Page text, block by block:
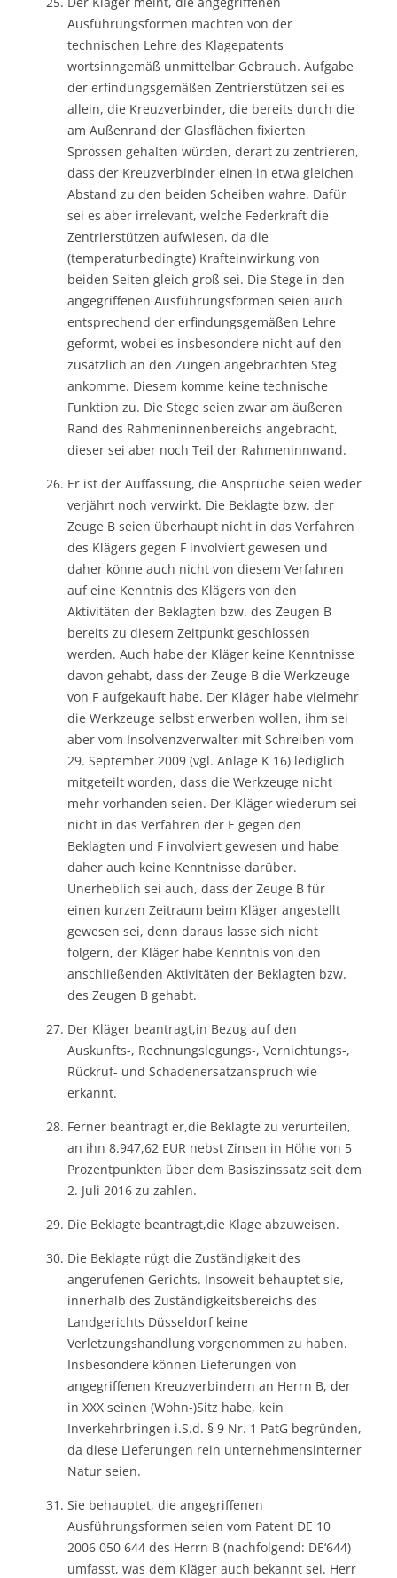
Ausführungsformen machten von der
technischen Lehre des Klagepatents
wortsinngemäß unmittelbar Gebrauch. Aufgabe
der erfindungsgemäßen Zentrierstützen sei es
allein, die Kreuzverbinder, die bereits durch die
am Außenrand der Glasflächen fixierten
Sprossen gehalten würden, derart zu zentrieren,
dass der Kreuzverbinder einen in etwa gleichen
Abstand zu den beiden Scheiben wahre. Dafür
sei es aber irrelevant, welche Federkraft die
Zentrierstützen aufwiesen, da die
(temperaturbedingte) Krafteinwirkung von
beiden Seiten gleich groß sei. Die Stege in den
angegriffenen Ausführungsformen seien auch
entsprechend der erfindungsgemäßen Lehre
geformt, wobei es insbesondere nicht auf den
zusätzlich an den Zungen angebrachten Steg
ankomme. Diesem komme keine technische
Funktion zu. Die Stege seien zwar am äußeren
Rand des Rahmeninnenbereichs angebracht,
dieser sei aber noch Teil der Rahmeninnwand.
Er ist der Auffassung, die Ansprüche seien weder
verjährt noch verwirkt. Die Beklagte bzw. der
Zeuge B seien überhaupt nicht in das Verfahren
des Klägers gegen F involviert gewesen und
daher könne auch nicht von diesem Verfahren
auf eine Kenntnis des Klägers von den
Aktivitäten der Beklagten bzw. des Zeugen B
bereits zu diesem Zeitpunkt geschlossen
werden. Auch habe der Kläger keine Kenntnisse
davon gehabt, dass der Zeuge B die Werkzeuge
von F aufgekauft habe. Der Kläger habe vielmehr
die Werkzeuge selbst erwerben wollen, ihm sei
aber vom Insolvenzverwalter mit Schreiben vom
29. September 2009 (vgl. Anlage K 16) lediglich
mitgeteilt worden, dass die Werkzeuge nicht
mehr vorhanden seien. Der Kläger wiederum sei
nicht in das Verfahren der E gegen den
Beklagten und F involviert gewesen und habe
daher auch keine Kenntnisse darüber.
Unerheblich sei auch, dass der Zeuge B für
einen kurzen Zeitraum beim Kläger angestellt
gewesen sei, denn daraus lasse sich nicht
folgern, der Kläger habe Kenntnis von den
anschließenden Aktivitäten der Beklagten bzw.
des Zeugen B gehabt.
Der Kläger beantragt,in Bezug auf den
Auskunfts-, Rechnungslegungs-, Vernichtungs-,
Rückruf- und Schadenersatzanspruch wie
erkannt.
Ferner beantragt er,die Beklagte zu verurteilen,
an ihn 8.947,62 EUR nebst Zinsen in Höhe von 5
Prozentpunkten über dem Basiszinssatz seit dem
2. Juli 2016 zu zahlen.
Die Beklagte beantragt,die Klage abzuweisen.
Die Beklagte rügt die Zuständigkeit des
angerufenen Gerichts. Insoweit behauptet sie,
innerhalb des Zuständigkeitsbereichs des
Landgerichts Düsseldorf keine
Verletzungshandlung vorgenommen zu haben.
Insbesondere können Lieferungen von
angegriffenen Kreuzverbindern an Herrn B, der
in XXX seinen (Wohn-)Sitz habe, kein
Inverkehrbringen i.S.d. § 9 Nr. 1 PatG begründen,
da diese Lieferungen rein unternehmensinterner
Natur seien.
Sie behauptet, die angegriffenen
Ausführungsformen seien vom Patent DE 10
2006 050 644 des Herrn B (nachfolgend: DE‘644)
umfasst, was dem Kläger auch bekannt sei. Herr